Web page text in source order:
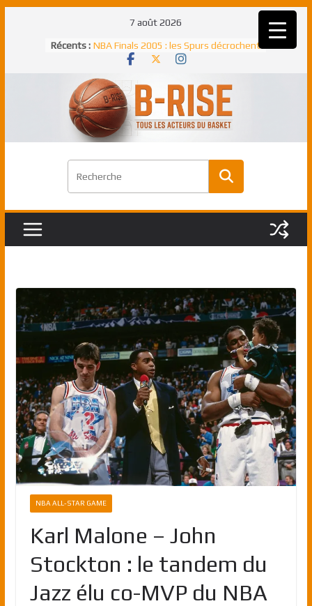
7 août 2026
Récents : Rudy Gobert, deuxième Français élu
meilleur défenseur d’une saison NBA
NBA Finals 2005 : les Spurs décrochent
un troisième titre NBA, la rude bataille
face aux Pistons
NBA Finals 2021 : les Bucks et Giannis
Antetokounmpo triomphent, le Greek
Freek élu MVP
match à plus de 40 points en NBA, le
canadien transcendant face aux Spurs
Pau Gasol dans l’histoire en 2002 :
premier européen sacré Rookie de
NBA ALL-STAR GAME
Karl Malone – John
Stockton : le tandem du
Jazz élu co-MVP du NBA